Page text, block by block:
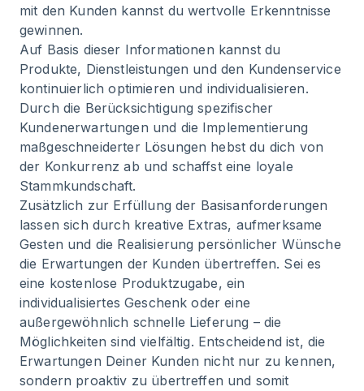
mit den Kunden kannst du wertvolle Erkenntnisse
gewinnen.
Auf Basis dieser Informationen kannst du
Produkte, Dienstleistungen und den Kundenservice
kontinuierlich optimieren und individualisieren.
Durch die Berücksichtigung spezifischer
Kundenerwartungen und die Implementierung
maßgeschneiderter Lösungen hebst du dich von
der Konkurrenz ab und schaffst eine loyale
Stammkundschaft.
Zusätzlich zur Erfüllung der Basisanforderungen
lassen sich durch kreative Extras, aufmerksame
Gesten und die Realisierung persönlicher Wünsche
die Erwartungen der Kunden übertreffen. Sei es
eine kostenlose Produktzugabe, ein
individualisiertes Geschenk oder eine
außergewöhnlich schnelle Lieferung – die
Möglichkeiten sind vielfältig. Entscheidend ist, die
Erwartungen Deiner Kunden nicht nur zu kennen,
sondern proaktiv zu übertreffen und somit